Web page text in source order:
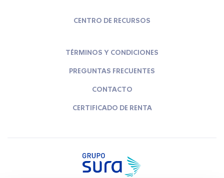
CENTRO DE RECURSOS
TÉRMINOS Y CONDICIONES
PREGUNTAS FRECUENTES
CONTACTO
CERTIFICADO DE RENTA